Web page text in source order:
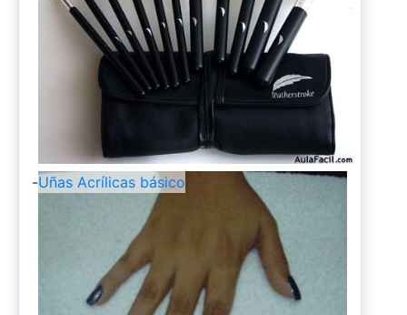
-Uñas Acrílicas básico